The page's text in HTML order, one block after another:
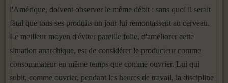
l'Amérique, doivent observer le même débit : sans quoi il serait
fatal que tous ses produits un jour lui remontassent au cerveau.
Le meilleur moyen d'éviter pareille folie, d'améliorer cette
situation anarchique, est de considérer le producteur comme
consomma­teur en même temps que comme ouvrier. Lui qui
subit, comme ouvrier, pendant les heures de travail, la discipline